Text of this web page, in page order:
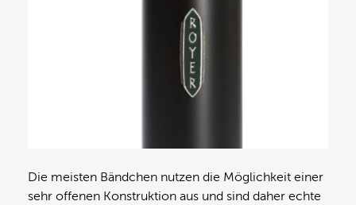
Die meisten Bändchen nutzen die Möglichkeit einer
sehr offenen Konstruktion aus und sind daher echte